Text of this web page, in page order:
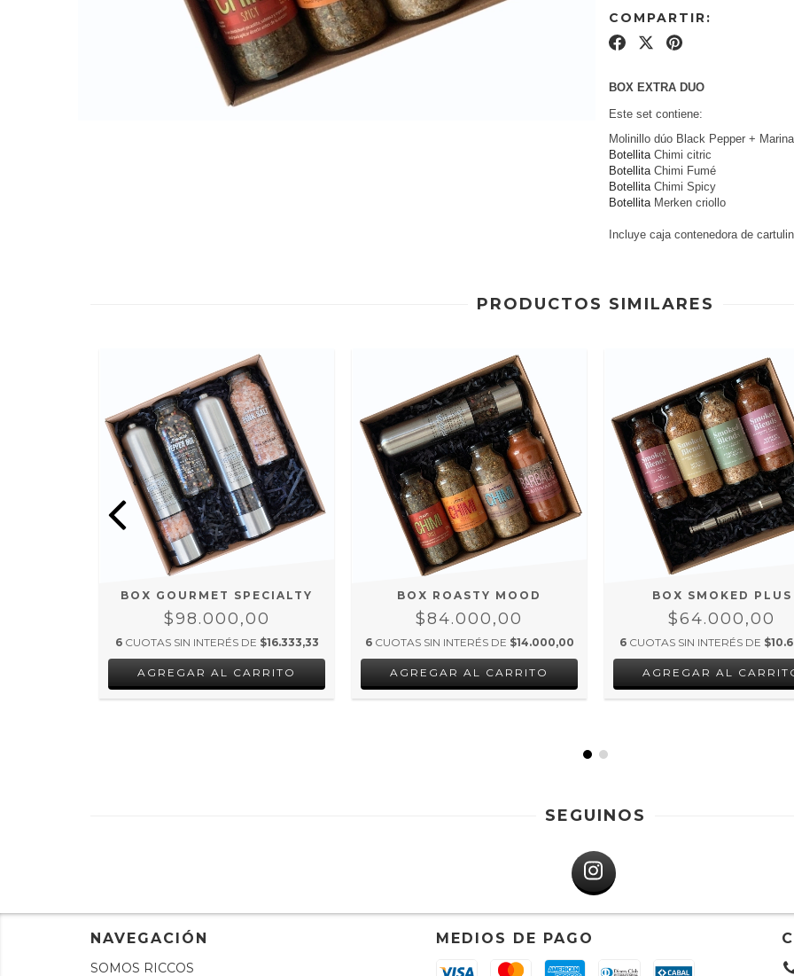
COMPARTIR:
BOX EXTRA DUO
Este set contiene:
Molinillo dúo Black Pepper + Marina
Botellita Chimi citric
Botellita Chimi Fumé
Botellita Chimi Spicy
Botellita Merken criollo
Incluye caja contenedora de
PRODUCTOS SIMILARES
BOX GOURMET SPECIALTY
$98.000,00
6 CUOTAS SIN INTERÉS DE $16.333,33
BOX ROASTY MOOD
$84.000,00
6 CUOTAS SIN INTERÉS DE $14.000,00
BOX SMOKED PLUS
$64.000,00
6 CUOTAS SIN INTERÉS DE
SEGUINOS
NAVEGACIÓN
SOMOS RICCOS
MEDIOS DE PAGO